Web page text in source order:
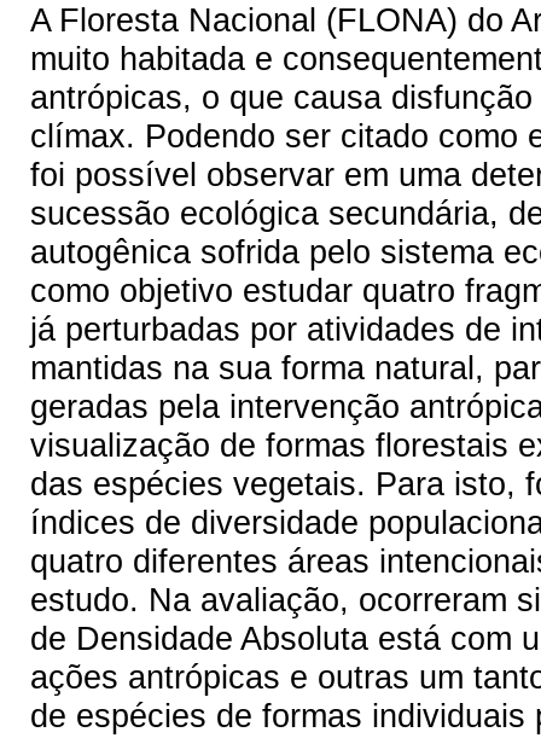
A Floresta Nacional (FLONA) do
muito habitada e
antrópicas, o que causa
clímax. Podendo ser citado como
foi possível observar em uma
sucessão ecológica secundária,
autogênica sofrida pelo sistema
como objetivo estudar quatro
já perturbadas por atividades de
mantidas na sua forma natural,
geradas pela intervenção
visualização de formas florestais
das espécies vegetais. Para isto,
índices de diversidade
quatro diferentes áreas
estudo. Na avaliação, ocorreram
de Densidade Absoluta está com
ações antrópicas e outras um
de espécies de formas